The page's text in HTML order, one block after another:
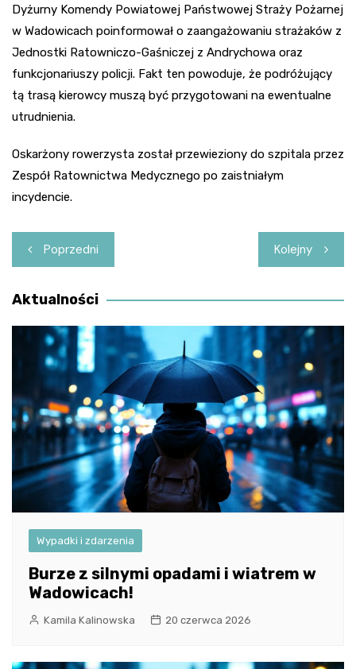
Dyżurny Komendy Powiatowej Państwowej Straży Pożarnej
w Wadowicach poinformował o zaangażowaniu strażaków z
Jednostki Ratowniczo-Gaśniczej z Andrychowa oraz
funkcjonariuszy policji. Fakt ten powoduje, że podróżujący
tą trasą kierowcy muszą być przygotowani na ewentualne
utrudnienia.
Oskarżony rowerzysta został przewieziony do szpitala przez
Zespół Ratownictwa Medycznego po zaistniałym
incydencie.
Nawigacja
wpisu
Poprzedni Kolejny
Aktualności
Wypadki i zdarzenia
Burze z silnymi opadami i wiatrem w
Wadowicach!
Kamila Kalinowska 20 czerwca 2026